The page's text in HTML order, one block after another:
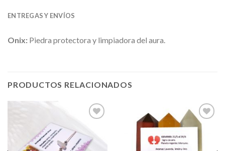
ENTREGAS Y ENVÍOS
Onix: Piedra protectora y limpiadora del aura.
PRODUCTOS RELACIONADOS
lista de
deseos
Añadir